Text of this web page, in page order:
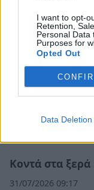
I want to opt-
Retention,
Personal Data
Purposes for
Opted Out
Data Deletion
Κοντά στα
31/07/2026 09:17